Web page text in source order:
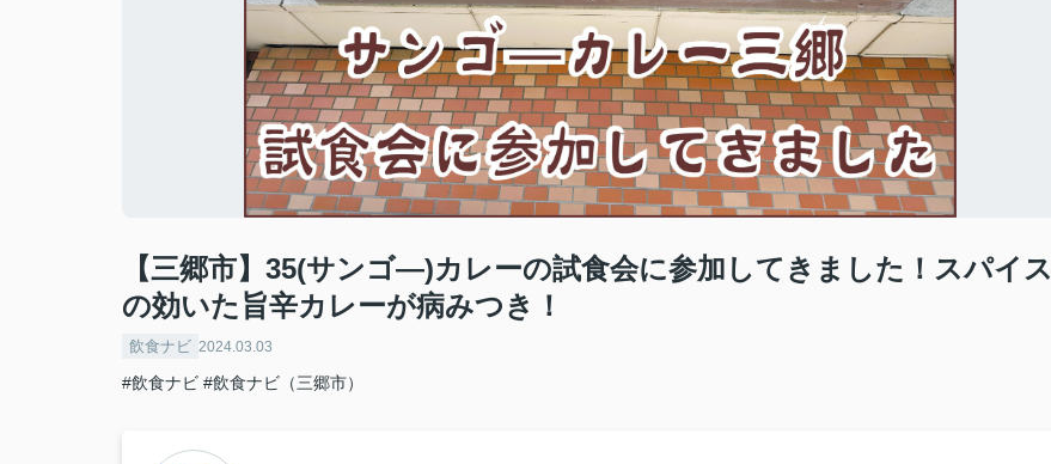
【三郷市】35(サンゴ―)カレーの試食会に参加してきました！スパイス
の効いた旨辛カレーが病みつき！
飲食ナビ 2024.03.03
#飲食ナビ #飲食ナビ（三郷市）